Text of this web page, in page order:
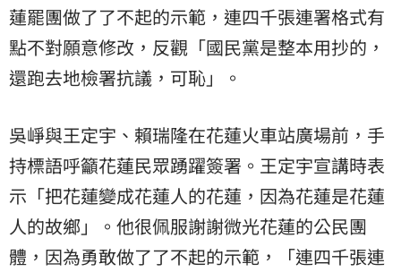
蓮罷團做了了不起的示範，連四千張連署格式有
點不對願意修改，反觀「國民黨是整本用抄的，
還跑去地檢署抗議，可恥」。
吳崢與王定宇、賴瑞隆在花蓮火車站廣場前，手
持標語呼籲花蓮民眾踴躍簽署。王定宇宣講時表
示「把花蓮變成花蓮人的花蓮，因為花蓮是花蓮
人的故鄉」。他很佩服謝謝微光花蓮的公民團
體，因為勇敢做了了不起的示範，「連四千張連